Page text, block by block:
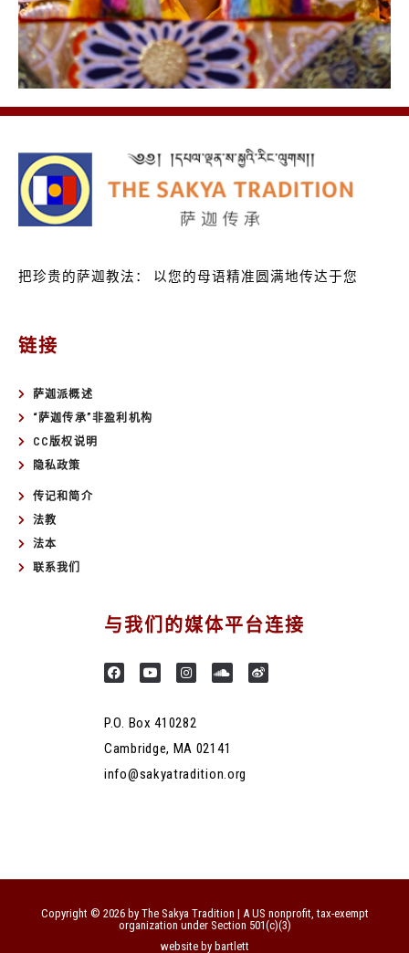
把珍贵的萨迦教法： 以您的母语精准圆满地传达于您
链接
萨迦派概述
“萨迦传承”非盈利机构
CC版权说明
隐私政策
传记和简介
法教
法本
联系我们
与我们的媒体平台连接
P.O. Box 410282
Cambridge, MA 02141
info@sakyatradition.org
Copyright © 2026 by The Sakya Tradition | A US nonprofit, tax-exempt
organization under Section 501(c)(3)
website by bartlett